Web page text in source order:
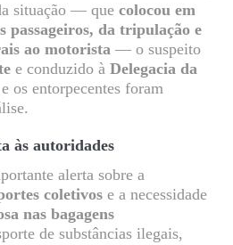
situação — que colocou em
passageiros, da tripulação e
ao motorista— o suspeito
e conduzido à Delegacia da
os entorpecentes foram
às autoridades
alerta sobre a
coletivose a necessidade
nas bagagens
de substâncias ilegais,